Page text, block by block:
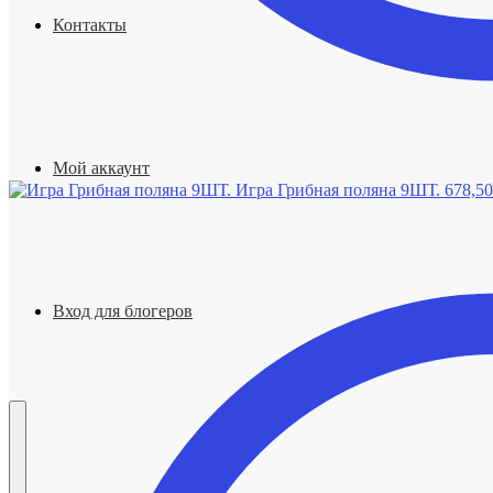
Контакты
Мой аккаунт
Вход для блогеров
Игра Грибная поляна 9ШТ.